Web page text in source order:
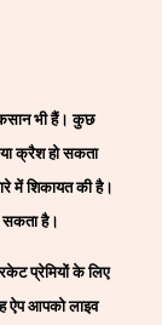
भी हैं। कुछ
क्रैश हो सकता
में शिकायत की है।
सकता है।
प्रेमियों के लिए
ऐप आपको लाइव